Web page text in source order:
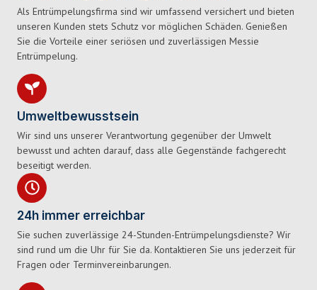
Als Entrümpelungsfirma sind wir umfassend versichert und bieten
unseren Kunden stets Schutz vor möglichen Schäden. Genießen
Sie die Vorteile einer seriösen und zuverlässigen Messie
Entrümpelung.
Umweltbewusstsein
Wir sind uns unserer Verantwortung gegenüber der Umwelt
bewusst und achten darauf, dass alle Gegenstände fachgerecht
beseitigt werden.
24h immer erreichbar
Sie suchen zuverlässige 24-Stunden-Entrümpelungsdienste? Wir
sind rund um die Uhr für Sie da. Kontaktieren Sie uns jederzeit für
Fragen oder Terminvereinbarungen.